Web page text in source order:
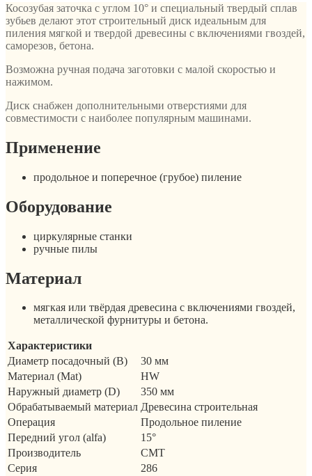
Косозубая заточка с углом 10° и специальный твердый сплав
зубьев делают этот строительный диск идеальным для
пиления мягкой и твердой древесины с включениями гвоздей,
саморезов, бетона.
Возможна ручная подача заготовки с малой скоростью и
нажимом.
Диск снабжен дополнительными отверстиями для
совместимости с наиболее популярным машинами.
Применение
продольное и поперечное (грубое) пиление
Оборудование
циркулярные станки
ручные пилы
Материал
мягкая или твёрдая древесина с включениями гвоздей,
металлической фурнитуры и бетона.
Характеристики
Диаметр посадочный (B)
30 мм
Материал (Mat)
HW
Наружный диаметр (D)
350 мм
Обрабатываемый материал Древесина строительная
Операция
Продольное пиление
Передний угол (alfa)
15°
Производитель
CMT
Серия
286